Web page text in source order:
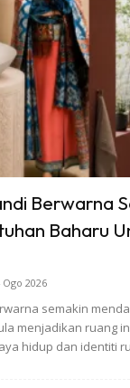
Berwarna
Baharu
Ogo 2026
semakin
menjadikan ruang
hidup dan identiti